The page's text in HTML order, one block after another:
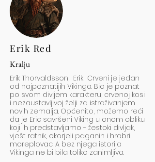
Erik Red
Kralju
Erik Thorvaldsson, Erik Crveni je jedan
od najpoznatijih Vikinga. Bio je poznat
po svom divljem karakteru, crvenoj kosi
i nezaustavljivoj želji za istraživanjem
novih zemalja. Općenito, možemo reći
da je Eric savršeni Viking u onom obliku
koji ih predstavljamo - žestoki divljak,
vješt ratnik, okorjeli paganin i hrabri
moreplovac. A bez njega istorija
Vikinga ne bi bila toliko zanimljiva.